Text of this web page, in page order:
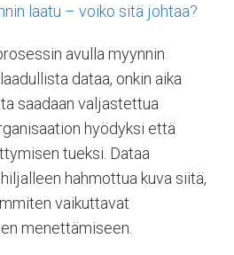
laatu – voiko sitä johtaa?
avulla myynnin
dataa, onkin aika
saadaan valjastettua
hyödyksi että
tueksi. Dataa
hahmottua kuva siitä,
vaikuttavat
menettämiseen.